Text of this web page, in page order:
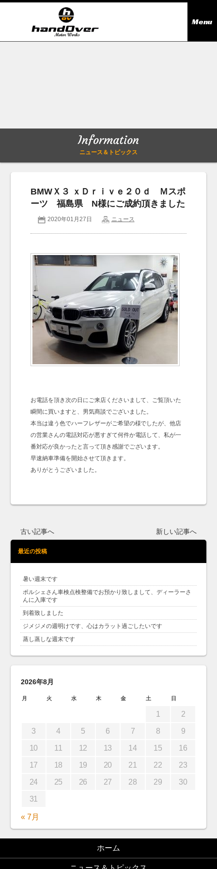
Menu
Company outline
会社概要
アクセス
お問い合わせ
Information
ニュース＆トピックス
BMWＸ３ ｘＤｒｉｖｅ２０ｄ Ｍスポ
ーツ 福島県 N様にご成約頂きました
2020年01月27日 ニュース
お電話を頂き次の日にご来店くださいまして、ご覧頂いた
瞬間に買いますと、男気商談でございました。
本当は違う色でハーフレザーがご希望の様でしたが、他店
の営業さんの電話対応が悪すぎて何件か電話して、私が一
番対応が良かったと言って頂き感謝でございます。
早速納車準備を開始させて頂きます。
ありがとうございました。
古い記事へ 新しい記事へ
最近の投稿
暑い週末です
ポルシェさん車検点検整備でお預かり致しまして、ディーラーさ
んに入庫です
到着致しました
ジメジメの週明けです、心はカラット過ごしたいです
蒸し蒸しな週末です
2026年8月
月 火 水 木 金 土 日
1 2
3 4 5 6 7 8 9
10 11 12 13 14 15 16
17 18 19 20 21 22 23
24 25 26 27 28 29 30
31
« 7月
ホーム